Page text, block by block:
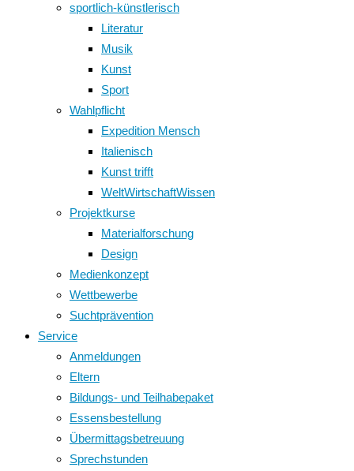
sportlich-künstlerisch
Literatur
Musik
Kunst
Sport
Wahlpflicht
Expedition Mensch
Italienisch
Kunst trifft
WeltWirtschaftWissen
Projektkurse
Materialforschung
Design
Medienkonzept
Wettbewerbe
Suchtprävention
Service
Anmeldungen
Eltern
Bildungs- und Teilhabepaket
Essensbestellung
Übermittagsbetreuung
Sprechstunden